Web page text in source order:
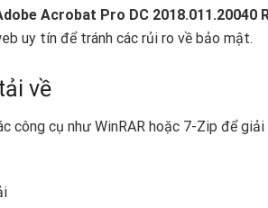
Acrobat Pro DC 2018.011.20040
uy tín để tránh các rủi ro về bảo mật.
về
công cụ như WinRAR hoặc 7-Zip để